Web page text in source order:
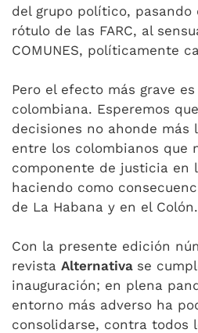
del grupo político, pasando
rótulo de las FARC, al
COMUNES, políticamente
Pero el efecto más grave
colombiana. Esperemos
decisiones no ahonde más
entre los colombianos que
componente de justicia en
haciendo como
de La Habana y en el Colón.
Con la presente edición
revista Alternativa se
inauguración; en plena
entorno más adverso ha
consolidarse, contra todos